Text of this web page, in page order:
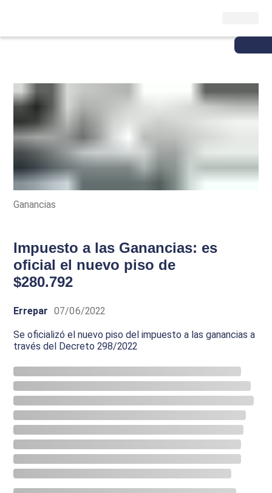
Ganancias
Impuesto a las Ganancias: es
oficial el nuevo piso de
$280.792
Errepar 07/06/2022
Se oficializó el nuevo piso del impuesto a las ganancias a
través del Decreto 298/2022